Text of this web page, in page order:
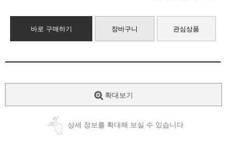
바로 구매하기 장바구니 관심상품
확대보기
상세 정보를 확대해 보실 수 있습니다